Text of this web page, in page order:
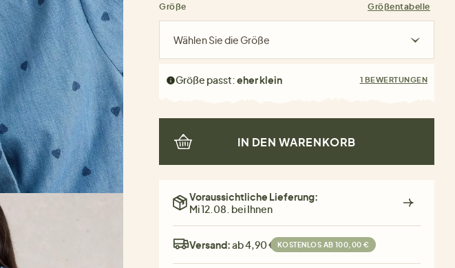
Größe Größentabelle
Wählen Sie die Größe
Größe passt:eher klein 1 BEWERTUNGEN
IN DEN WARENKORB
Voraussichtliche Lieferung:
Mi 12.08. bei Ihnen
Versand:ab 4,90 € KOSTENLOS AB 100,00 €